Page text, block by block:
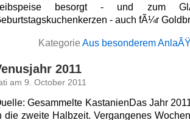
besorgt - und zum
- auch fÃ¼r
Kategorie Aus besonderem
2011
am 9. October 2011
Gesammelte KastanienDas Jahr
die zweite Halbzeit. Vergangenes